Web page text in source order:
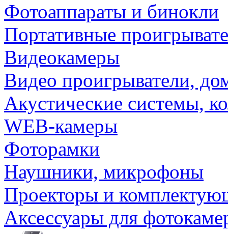
Фотоаппараты и бинокли
Портативные
Видеокамеры
Видео проигрыватели,
Акустические системы,
WEB-камеры
Фоторамки
Наушники, микрофоны
Проекторы и
Аксессуары для